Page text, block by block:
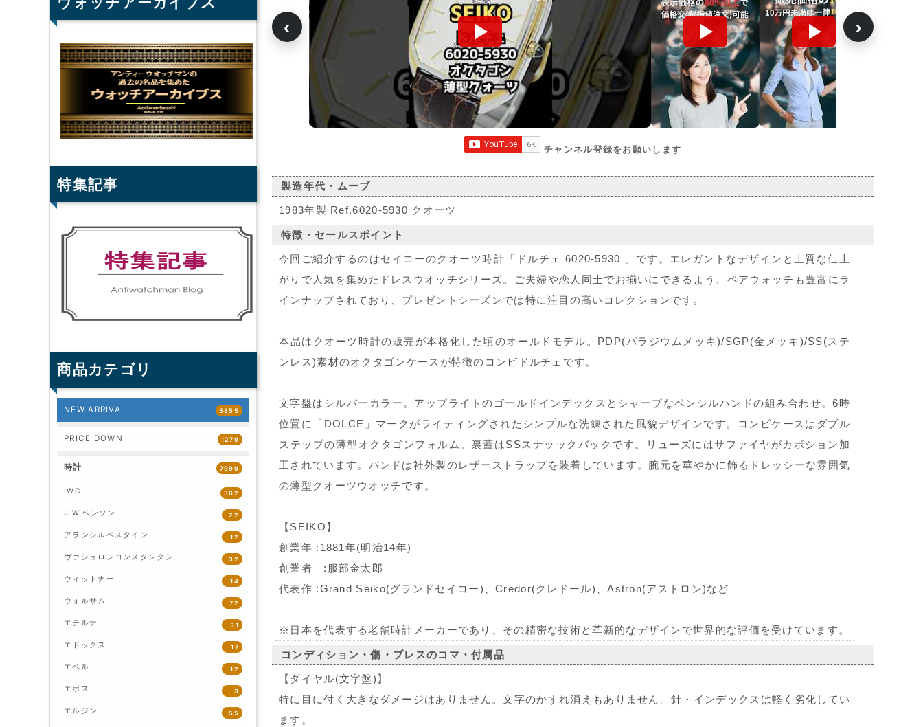
‹ ›
チャンネル登録をお願いします
製造年代・ムーブ
1983年製 Ref.6020-5930 クオーツ
特徴・セールスポイント
今回ご紹介するのはセイコーのクオーツ時計「ドルチェ 6020-5930 」です。エレガントなデザインと上質な仕上
がりで人気を集めたドレスウオッチシリーズ。ご夫婦や恋人同士でお揃いにできるよう、ペアウォッチも豊富にラ
インナップされており、プレゼントシーズンでは特に注目の高いコレクションです。
本品はクオーツ時計の販売が本格化した頃のオールドモデル。PDP(パラジウムメッキ)/SGP(金メッキ)/SS(ステ
ンレス)素材のオクタゴンケースが特徴のコンビドルチェです。
文字盤はシルバーカラー。アップライトのゴールドインデックスとシャープなペンシルハンドの組み合わせ。6時
位置に「DOLCE」マークがライティングされたシンプルな洗練された風貌デザインです。コンビケースはダブル
ステップの薄型オクタゴンフォルム。裏蓋はSSスナッックバックです。リューズにはサファイヤがカボション加
工されています。バンドは社外製のレザーストラップを装着しています。腕元を華やかに飾るドレッシーな雰囲気
の薄型クオーツウオッチです。
【SEIKO】
創業年 :1881年(明治14年)
創業者 :服部金太郎
代表作 :Grand Seiko(グランドセイコー)、Credor(クレドール)、Astron(アストロン)など
※日本を代表する老舗時計メーカーであり、その精密な技術と革新的なデザインで世界的な評価を受けています。
コンディション・傷・ブレスのコマ・付属品
【ダイヤル(文字盤)】
特に目に付く大きなダメージはありません。文字のかすれ消えもありません。針・インデックスは軽く劣化してい
ます。
特集記事
商品カテゴリ
NEW ARRIVAL 5855
PRICE DOWN 1279
時計 7999
IWC 362
J.W.ベンソン 22
アランシルベスタイン 12
ヴァシュロンコンスタンタン 32
ウィットナー 14
ウォルサム 72
エテルナ 31
エドックス 17
エベル 12
エポス 3
エルジン 55